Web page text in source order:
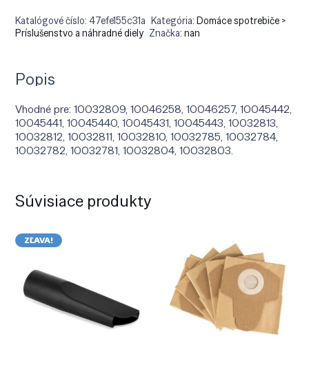
Katalógové číslo:47efe155c31a Kategória:Domáce spotrebiče >
Príslušenstvo a náhradné diely Značka:nan
Popis
Vhodné pre: 10032809, 10046258, 10046257, 10045442,
10045441, 10045440, 10045431, 10045443, 10032813,
10032812, 10032811, 10032810, 10032785, 10032784,
10032782, 10032781, 10032804, 10032803.
Súvisiace produkty
ZĽAVA!